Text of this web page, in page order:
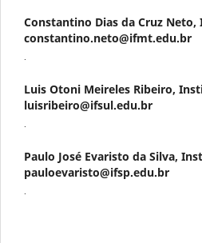
Constantino Dias da Cruz Neto,
constantino.neto@ifmt.edu.br
Luis Otoni Meireles Ribeiro,
luisribeiro@ifsul.edu.br
Paulo José Evaristo da Silva,
pauloevaristo@ifsp.edu.br